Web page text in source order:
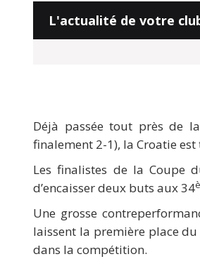
L'actualité de votre
Déjà passée tout près de
finalement 2-1), la Croatie
Les finalistes de la Coupe
d’encaisser deux buts aux 34
Une grosse
laissent la première place
dans la compétition.